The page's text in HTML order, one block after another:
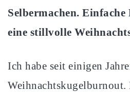
Selbermachen.
eine stillvolle
Ich habe seit einigen